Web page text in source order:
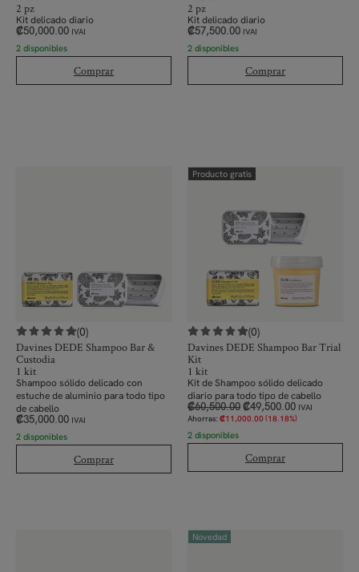
2 pz
Kit delicado diario
₡50,000.00 IVAI
2 disponibles
Comprar
2 pz
Kit delicado diario
₡57,500.00 IVAI
2 disponibles
Comprar
(0)
Davines DEDE Shampoo Bar &
Custodia
1 kit
Shampoo sólido delicado con
estuche de aluminio para todo tipo
de cabello
₡35,000.00 IVAI
2 disponibles
Comprar
Producto gratis
(0)
Davines DEDE Shampoo Bar Trial
Kit
1 kit
Kit de Shampoo sólido delicado
diario para todo tipo de cabello
₡60,500.00₡49,500.00 IVAI
Ahorras: ₡11,000.00(18.18%)
2 disponibles
Comprar
Novedad